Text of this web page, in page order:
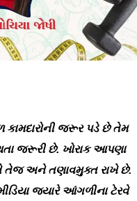
જરૂર પડે છે તેમ
જરૂરી છે. ખોરાક આપણા
તેજ અને તણાવમુક્ત રાખે છે.
જ્યારે આંગળીના ટેરવે